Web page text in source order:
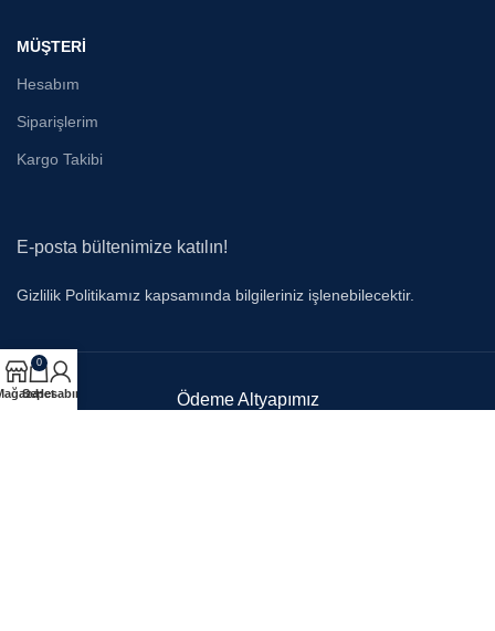
MÜŞTERİ
Hesabım
Siparişlerim
Kargo Takibi
E-posta bültenimize katılın!
Gizlilik Politikamız kapsamında bilgileriniz işlenebilecektir.
Ödeme Altyapımız
0
Sepet
Hesabım